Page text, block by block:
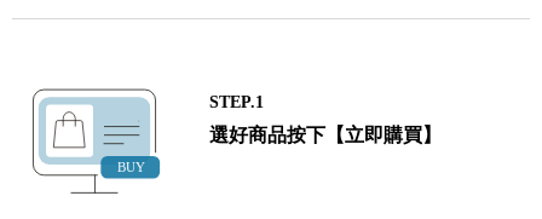
STEP.1
選好商品按下【立即購買】